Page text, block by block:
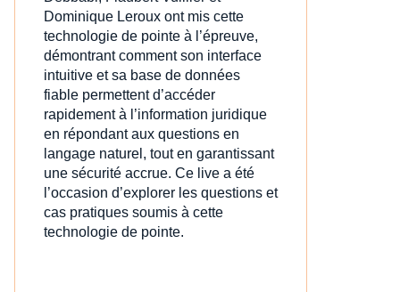
Dominique Leroux ont mis cette
technologie de pointe à l’épreuve,
démontrant comment son interface
intuitive et sa base de données
fiable permettent d’accéder
rapidement à l’information juridique
en répondant aux questions en
langage naturel, tout en garantissant
une sécurité accrue. Ce live a été
l’occasion d’explorer les questions et
cas pratiques soumis à cette
technologie de pointe.